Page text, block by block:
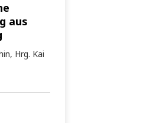
aus
Hrg. Kai